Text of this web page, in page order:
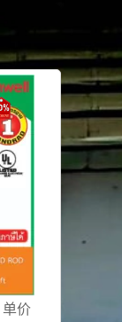
单价